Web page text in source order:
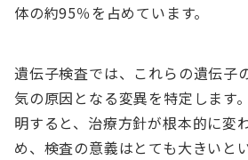
体の約95％を占めています。
遺伝子検査では、これらの遺伝子
気の原因となる変異を特定します
明すると、治療方針が根本的に変
め、検査の意義はとても大きいと